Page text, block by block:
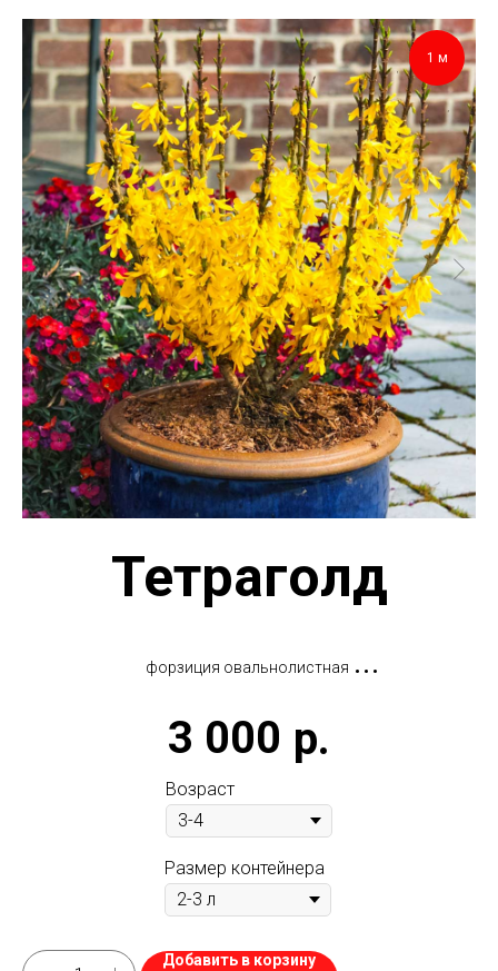
1 м
Тетраголд
форзиция овальнолистная
Tetragold
3 000 р.
Возраст
Размер контейнера
Добавить в корзину